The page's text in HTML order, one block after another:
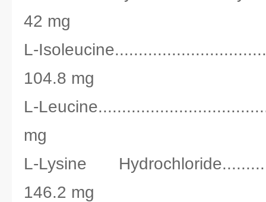
42 mg
L-
104.8 mg
L-
mg
L-Lysine
146.2 mg